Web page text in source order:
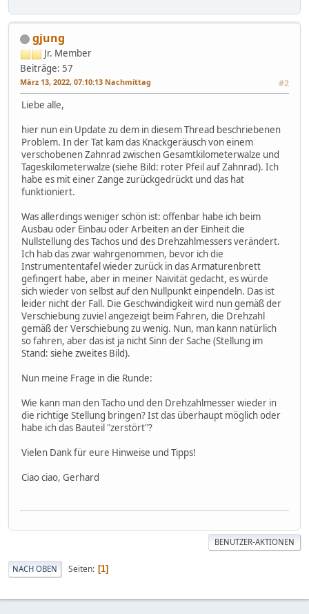
gjung
Jr. Member
Beiträge: 57
März 13, 2022, 07:10:13 Nachmittag #2
Liebe alle,
hier nun ein Update zu dem in diesem Thread beschriebenen
Problem. In der Tat kam das Knackgeräusch von einem
verschobenen Zahnrad zwischen Gesamtkilometerwalze und
Tageskilometerwalze (siehe Bild: roter Pfeil auf Zahnrad). Ich
habe es mit einer Zange zurückgedrückt und das hat
funktioniert.
Was allerdings weniger schön ist: offenbar habe ich beim
Ausbau oder Einbau oder Arbeiten an der Einheit die
Nullstellung des Tachos und des Drehzahlmessers verändert.
Ich hab das zwar wahrgenommen, bevor ich die
Instrumententafel wieder zurück in das Armaturenbrett
gefingert habe, aber in meiner Naivität gedacht, es würde
sich wieder von selbst auf den Nullpunkt einpendeln. Das ist
leider nicht der Fall. Die Geschwindigkeit wird nun gemäß der
Verschiebung zuviel angezeigt beim Fahren, die Drehzahl
gemäß der Verschiebung zu wenig. Nun, man kann natürlich
so fahren, aber das ist ja nicht Sinn der Sache (Stellung im
Stand: siehe zweites Bild).
Nun meine Frage in die Runde:
Wie kann man den Tacho und den Drehzahlmesser wieder in
die richtige Stellung bringen? Ist das überhaupt möglich oder
habe ich das Bauteil "zerstört"?
Vielen Dank für eure Hinweise und Tipps!
Ciao ciao, Gerhard
BENUTZER-AKTIONEN
NACH OBEN Seiten 1